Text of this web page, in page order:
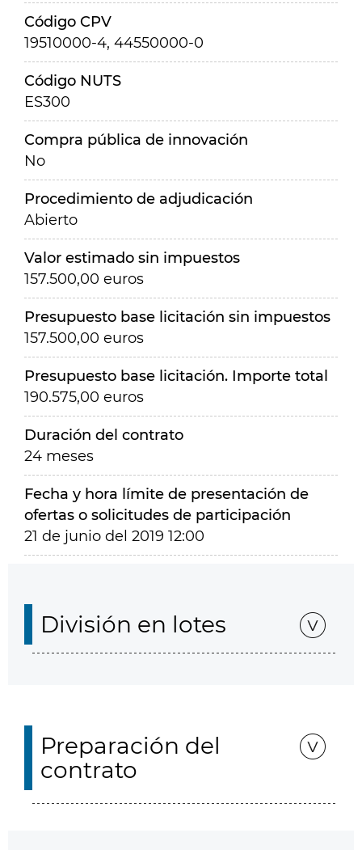
Código CPV
19510000-4, 44550000-0
Código NUTS
ES300
Compra pública de innovación
No
Procedimiento de adjudicación
Abierto
Valor estimado sin impuestos
157.500,00 euros
Presupuesto base licitación sin impuestos
157.500,00 euros
Presupuesto base licitación. Importe total
190.575,00 euros
Duración del contrato
24 meses
Fecha y hora límite de presentación de
ofertas o solicitudes de participación
21 de junio del 2019 12:00
División en lotes
Preparación del
contrato